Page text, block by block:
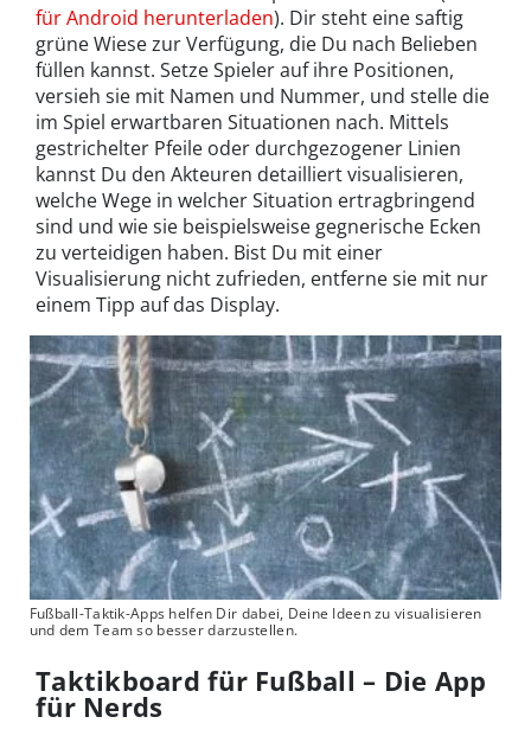
für Android herunterladen). Dir steht eine saftig
grüne Wiese zur Verfügung, die Du nach Belieben
füllen kannst. Setze Spieler auf ihre Positionen,
versieh sie mit Namen und Nummer, und stelle die
im Spiel erwartbaren Situationen nach. Mittels
gestrichelter Pfeile oder durchgezogener Linien
kannst Du den Akteuren detailliert visualisieren,
welche Wege in welcher Situation ertragbringend
sind und wie sie beispielsweise gegnerische Ecken
zu verteidigen haben. Bist Du mit einer
Visualisierung nicht zufrieden, entferne sie mit nur
einem Tipp auf das Display.
Fußball-Taktik-Apps helfen Dir dabei, Deine Ideen zu visualisieren
und dem Team so besser darzustellen.
Taktikboard für Fußball – Die App
für Nerds